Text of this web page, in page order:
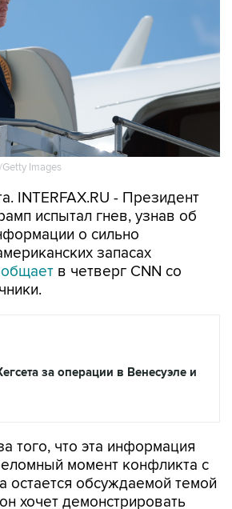
Images
INTERFAX.RU - Президент
испытал гнев, узнав об
о сильно
запасах
в четверг CNN со
за операции в Венесуэле и
того, что эта информация
момент конфликта с
остается обсуждаемой темой
хочет демонстрировать